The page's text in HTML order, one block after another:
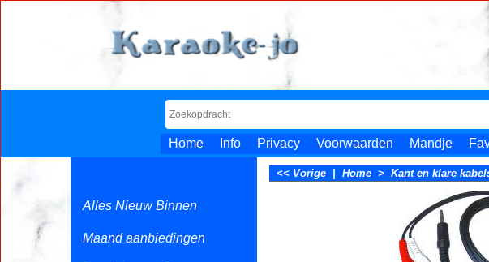
Home Info Privacy Voorwaarden Mandje
Alles Nieuw Binnen
Maand aanbiedingen
<< Vorige Home > Kant en klare